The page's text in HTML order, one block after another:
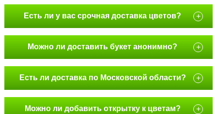
Есть ли у вас срочная доставка цветов? +
Можно ли доставить букет анонимно? +
Есть ли доставка по Московской области? +
Можно ли добавить открытку к цветам? +